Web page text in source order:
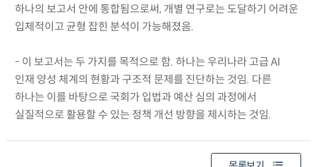
하나의 보고서 안에 통합됨으로써, 개별 연구로는 도달하기 어려운
입체적이고 균형 잡힌 분석이 가능해졌음.
- 이 보고서는 두 가지를 목적으로 함. 하나는 우리나라 고급 AI
인재 양성 체계의 현황과 구조적 문제를 진단하는 것임. 다른
하나는 이를 바탕으로 국회가 입법과 예산 심의 과정에서
실질적으로 활용할 수 있는 정책 개선 방향을 제시하는 것임.